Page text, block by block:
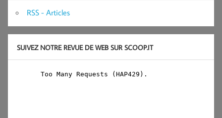
RSS - Articles
SUIVEZ NOTRE REVUE DE WEB SUR SCOOP.IT